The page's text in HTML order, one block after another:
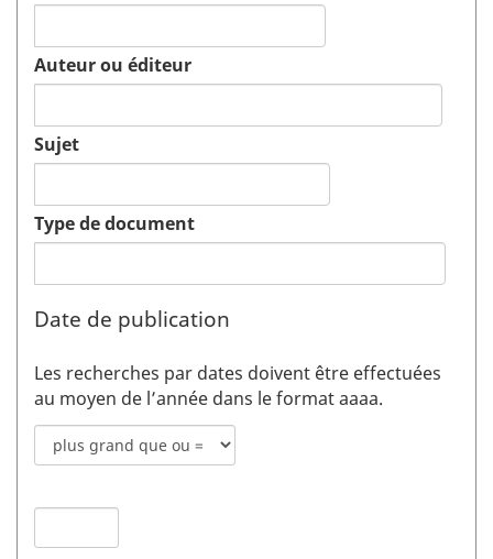
Auteur ou éditeur
Sujet
Type de document
Date de publication
Les recherches par dates doivent être effectuées
au moyen de l’année dans le format aaaa.
Mode
de
pour
Date